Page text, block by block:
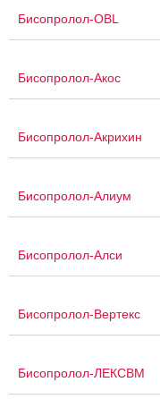
Бисопролол-OBL
Бисопролол-Акос
Бисопролол-Акрихин
Бисопролол-Алиум
Бисопролол-Алси
Бисопролол-Вертекс
Бисопролол-ЛЕКСВМ